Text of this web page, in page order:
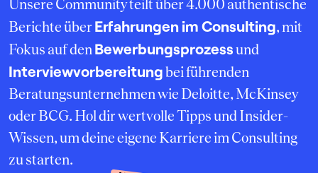
Unsere Community teilt über 4.000 authentische
Berichte überErfahrungen im Consulting, mit
Fokus auf den Bewerbungsprozessund
Interviewvorbereitungbei führenden
Beratungsunternehmen wie Deloitte, McKinsey
oder BCG. Hol dir wertvolle Tipps und Insider-
Wissen, um deine eigene Karriere im Consulting
zu starten.